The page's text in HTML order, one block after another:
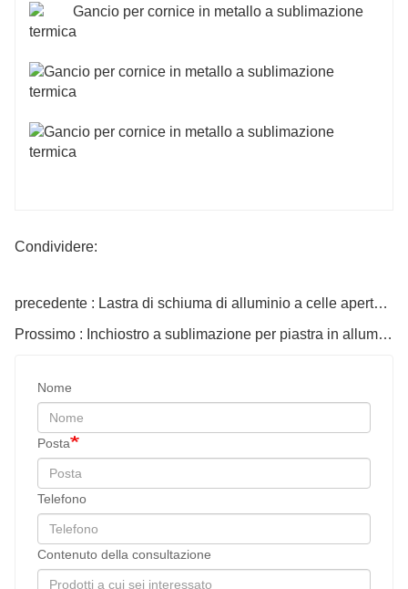
Condividere:
precedente : Lastra di schiuma di alluminio a celle aperte personalizzabile
Prossimo : Inchiostro a sublimazione per piastra in alluminio a sublimazione
Nome
Posta
Telefono
Contenuto della consultazione